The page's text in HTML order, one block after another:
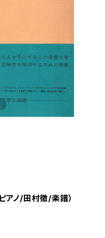
アノ/田村徹/楽譜）